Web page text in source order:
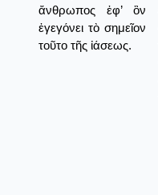
ἄνθρωπος ἐφ’ ὃν
ἐγεγόνει τὸ σημεῖον
τοῦτο τῆς ἰάσεως.